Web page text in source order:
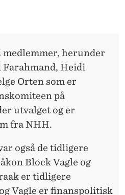
medlemmer, herunder
Heidi
Orten som er
på
utvalget og er
fra NHH.
også de tidligere
Block Vagle og
er tidligere
Vagle er finanspolitisk